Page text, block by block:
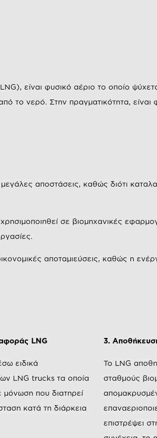
είναι φυσικό αέριο το οποίο
το νερό. Στην πραγματικότητα,
αποστάσεις, καθώς διότι
σε βιομηχανικές
αποταμιεύσεις, καθώς η
LNG
ειδικά
LNG trucks τα οποία
μόνωση που διατηρεί
κατά τη διάρκεια
3.
Το LNG
σταθμούς
επιστρέψει